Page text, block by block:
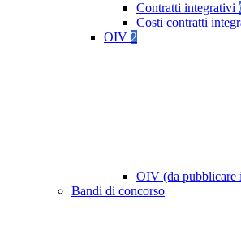
Contratti integrativi
Costi contratti
OIV 2
OIV (da pubblicare
Bandi di concorso